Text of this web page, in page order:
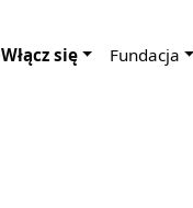
Włącz się Fundacja